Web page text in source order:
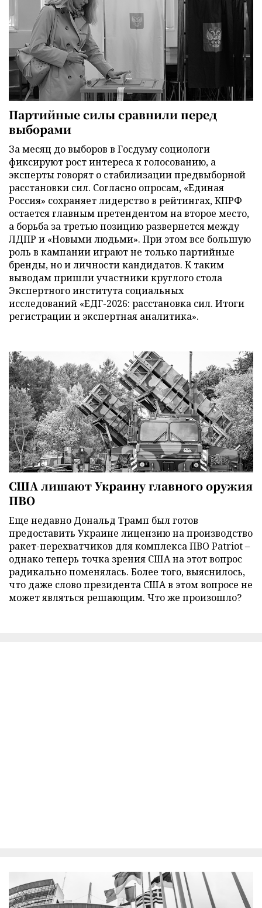
Партийные силы сравнили перед
выборами
За месяц до выборов в Госдуму социологи
фиксируют рост интереса к голосованию, а
эксперты говорят о стабилизации предвыборной
расстановки сил. Согласно опросам, «Единая
Россия» сохраняет лидерство в рейтингах, КПРФ
остается главным претендентом на второе место,
а борьба за третью позицию развернется между
ЛДПР и «Новыми людьми». При этом все большую
роль в кампании играют не только партийные
бренды, но и личности кандидатов. К таким
выводам пришли участники круглого стола
Экспертного института социальных
исследований «ЕДГ-2026: расстановка сил. Итоги
регистрации и экспертная аналитика».
США лишают Украину главного оружия
ПВО
Еще недавно Дональд Трамп был готов
предоставить Украине лицензию на производство
ракет-перехватчиков для комплекса ПВО Patriot –
однако теперь точка зрения США на этот вопрос
радикально поменялась. Более того, выяснилось,
что даже слово президента США в этом вопросе не
может являться решающим. Что же произошло?